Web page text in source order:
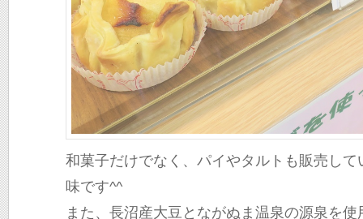
和菓子だけでなく、パイやタルトも販売し
味です^^
また、長沼産大豆とながぬま温泉の源泉を